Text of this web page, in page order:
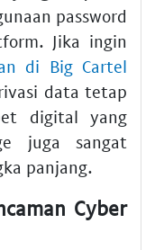
password
Jika ingin
di Big Cartel
data tetap
digital yang
juga sangat
panjang.
Cyber